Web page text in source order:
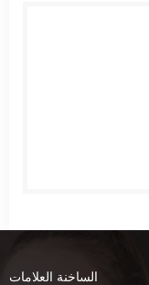
الساخنة العلامات